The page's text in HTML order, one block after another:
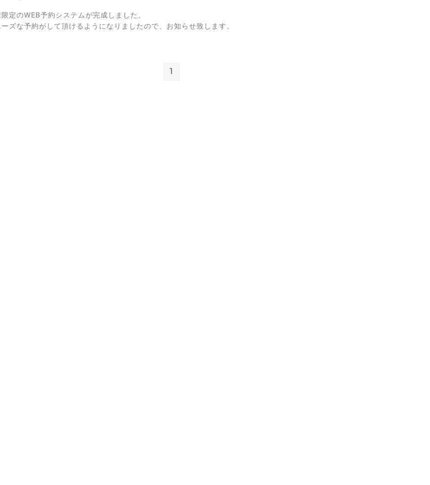
定のWEB予約システムが完成しました。
ズな予約がして頂けるようになりましたので、お知らせ致します。
1